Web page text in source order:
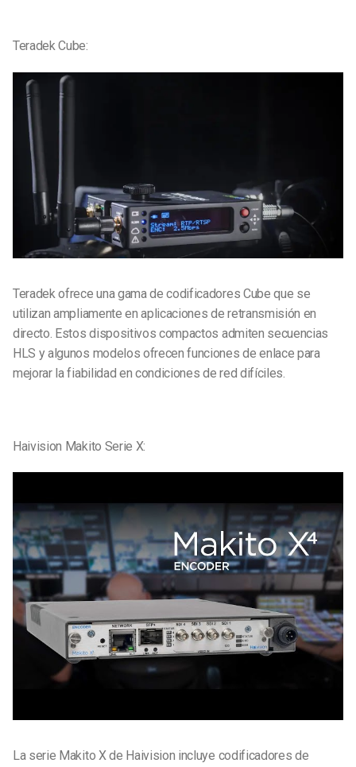
Teradek Cube:
Teradek ofrece una gama de codificadores Cube que se
utilizan ampliamente en aplicaciones de retransmisión en
directo. Estos dispositivos compactos admiten secuencias
HLS y algunos modelos ofrecen funciones de enlace para
mejorar la fiabilidad en condiciones de red difíciles.
Haivision Makito Serie X:
La serie Makito X de Haivision incluye codificadores de